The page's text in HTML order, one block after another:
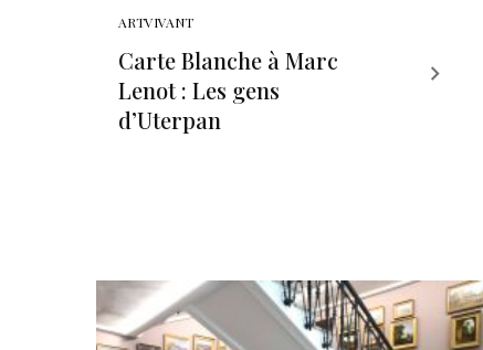
ARTVIVANT
Carte Blanche à Marc
Lenot : Les gens
d’Uterpan